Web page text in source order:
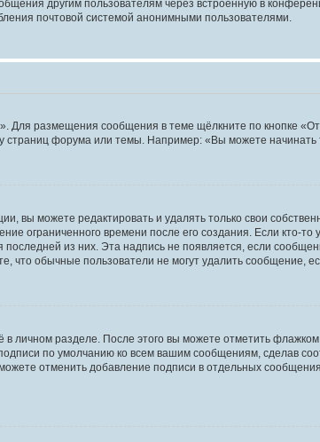
другим пользователям через встроенную в
почтовой системой анонимными пользователями.
размещения сообщения в теме щёлкните по кнопке
страниц форума или темы. Например: «Вы можете
вы можете редактировать и удалять только свои
ограниченного времени после его создания. Если кто-
последней из них. Эта надпись не появляется, если
обычные пользователи не могут удалить сообщение,
личном разделе. После этого вы можете отметить флажком
по умолчанию ко всем вашим сообщениям, сделав
отменить добавление подписи в отдельных